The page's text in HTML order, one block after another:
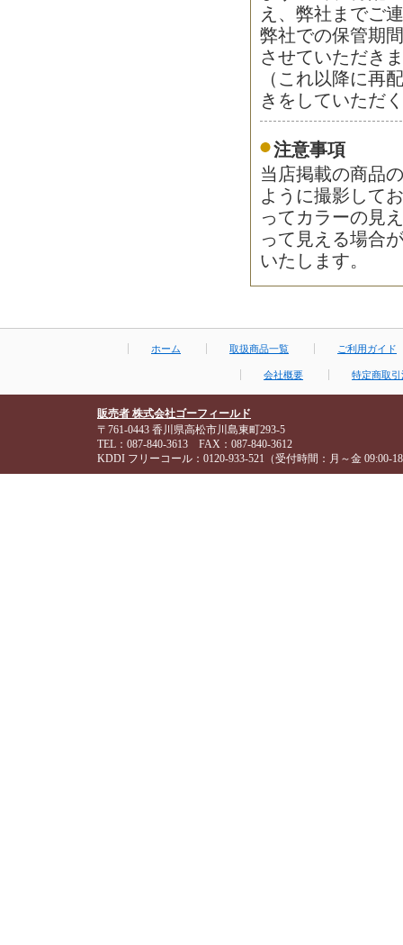
え、弊社までご
弊社での保管期
させていただき
（これ以降に再
きをしていただ
注意事項
当店掲載の商品
ように撮影して
ってカラーの見
って見える場合
いたします。
ホーム 取扱商品一覧 ご利用ガイド
会社概要 特定商取
販売者 株式会社ゴーフィールド
〒761-0443 香川県高松市川島東町293-5
TEL：087-840-3613 FAX：087-840-3612
KDDI フリーコール：0120-933-521（受付時間：月～金 09:00-